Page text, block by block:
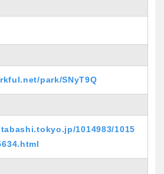
熊本
park/SNyT9Q
1014983/1015